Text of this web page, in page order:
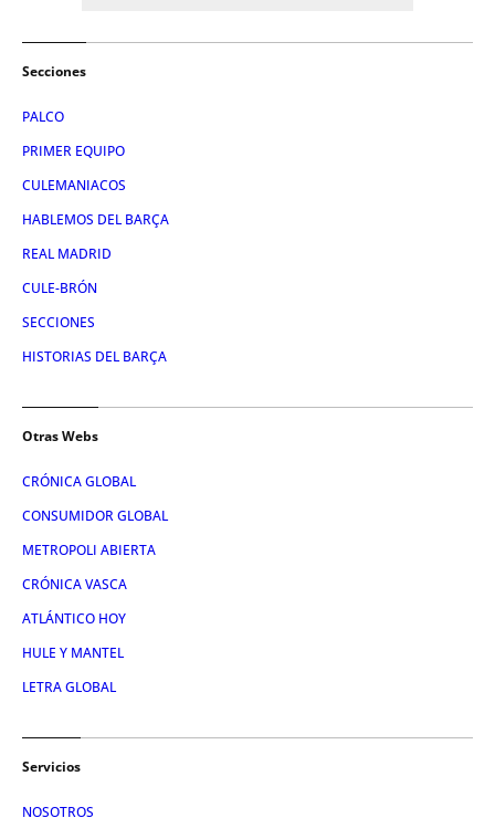
Secciones
PALCO
PRIMER EQUIPO
CULEMANIACOS
HABLEMOS DEL BARÇA
REAL MADRID
CULE-BRÓN
SECCIONES
HISTORIAS DEL BARÇA
Otras Webs
CRÓNICA GLOBAL
CONSUMIDOR GLOBAL
METROPOLI ABIERTA
CRÓNICA VASCA
ATLÁNTICO HOY
HULE Y MANTEL
LETRA GLOBAL
Servicios
NOSOTROS